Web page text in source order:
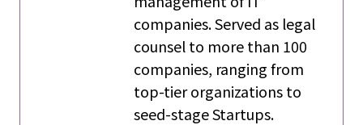
companies. Served as legal
counsel to more than 100
companies, ranging from
top-tier organizations to
seed-stage Startups.